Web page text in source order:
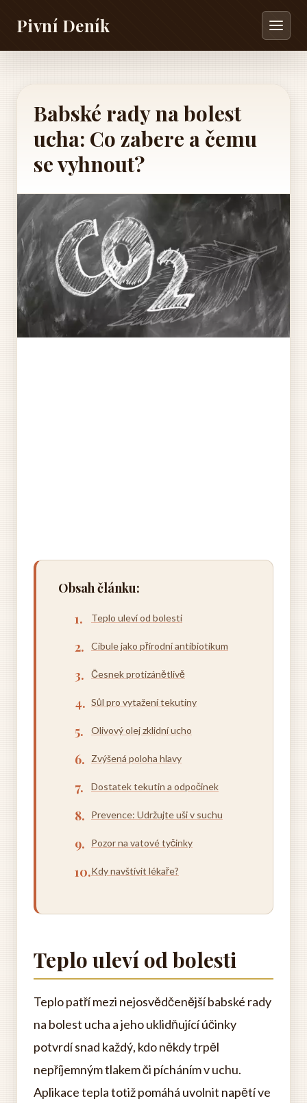
Pivní Deník
Babské rady na bolest
ucha: Co zabere a čemu
se vyhnout?
Obsah článku:
Teplo uleví od bolesti
Cibule jako přírodní antibiotikum
Česnek protizánětlivě
Sůl pro vytažení tekutiny
Olivový olej zklidní ucho
Zvýšená poloha hlavy
Dostatek tekutin a odpočinek
Prevence: Udržujte uši v suchu
Pozor na vatové tyčinky
Kdy navštívit lékaře?
Teplo uleví od bolesti
Teplo patří mezi nejosvědčenější babské rady
na bolest ucha a jeho uklidňující účinky
potvrdí snad každý, kdo někdy trpěl
nepříjemným tlakem či pícháním v uchu.
Aplikace tepla totiž pomáhá uvolnit napětí ve